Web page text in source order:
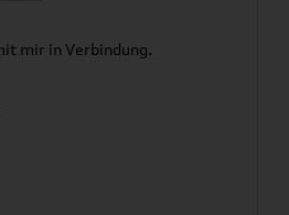
mir in Verbindung.